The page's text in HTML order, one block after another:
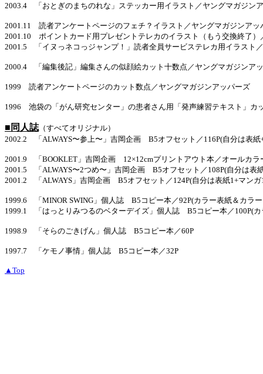
2003.4 「おとぎのまちのれな」ステッカー用イラスト／ヤングマガジン
2001.11 読者アンケートページのフェチ？イラスト／ヤングマガジンアッ
2001.10 ポイントカード用プレゼントテレカのイラスト（もう交換終了）
2001.5 「イヌっネコっジャンプ！」読者全員サービステレカ用イラスト
2000.4 「編集後記」編集さんの似顔絵カット十数点／ヤングマガジンア
1999 読者アンケートページのカット数点／ヤングマガジンアッパーズ
1996 池袋の「がん研究センター」の患者さん用「発声練習テキスト」カ
■同人誌 （すべてオリジナル）
2002.2 「ALWAYS〜参上〜」吉岡企画 B5オフセット／116P(自分は表紙
2001.9 「BOOKLET」吉岡企画 12×12cmプリントアウト本／オールカラ
2001.5 「ALWAYS〜2つめ〜」吉岡企画 B5オフセット／108P(自分は表
2001.2 「ALWAYS」吉岡企画 B5オフセット／124P(自分は表紙1+マンガ
1999.6 「MINOR SWING」個人誌 B5コピー本／92P(カラー表紙＆カラー
1999.1 「はっとりみつるのベターデイズ」個人誌 B5コピー本／100P(カ
1998.9 「そらのごきげん」個人誌 B5コピー本／60P
1997.7 「ケモノ事情」個人誌 B5コピー本／32P
▲Top